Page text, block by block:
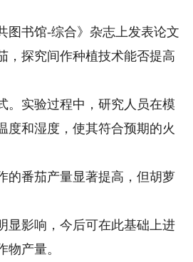
书馆-综合》杂志上发表论文
，探究间作种植技术能否提高
实验过程中，研究人员在模
度和湿度，使其符合预期的火
番茄产量显著提高，但胡萝
影响，今后可在此基础上进
产量。